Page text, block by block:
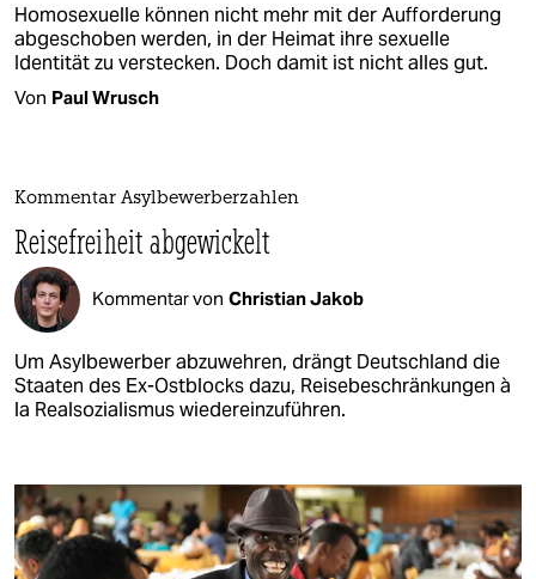
Homosexuelle können nicht mehr mit der Aufforderung
abgeschoben werden, in der Heimat ihre sexuelle
Identität zu verstecken. Doch damit ist nicht alles gut.
Von Paul Wrusch
Kommentar Asylbewerberzahlen
Reisefreiheit abgewickelt
Kommentar von Christian Jakob
Um Asylbewerber abzuwehren, drängt Deutschland die
Staaten des Ex-Ostblocks dazu, Reisebeschränkungen à
la Realsozialismus wiedereinzuführen.